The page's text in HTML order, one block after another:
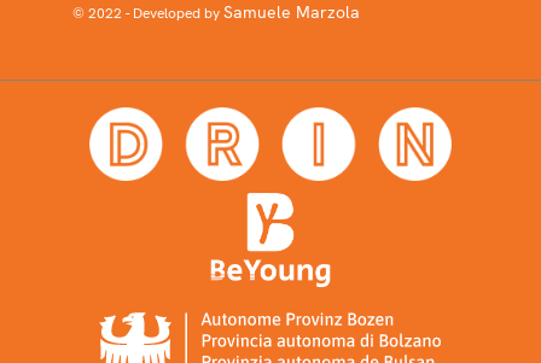
© 2022 - Developed bySamuele Marzola